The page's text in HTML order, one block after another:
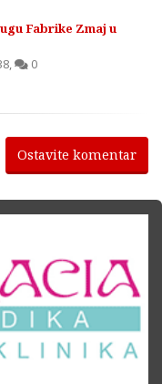
Fabrike Zmaj u
, 0
Ostavite komentar